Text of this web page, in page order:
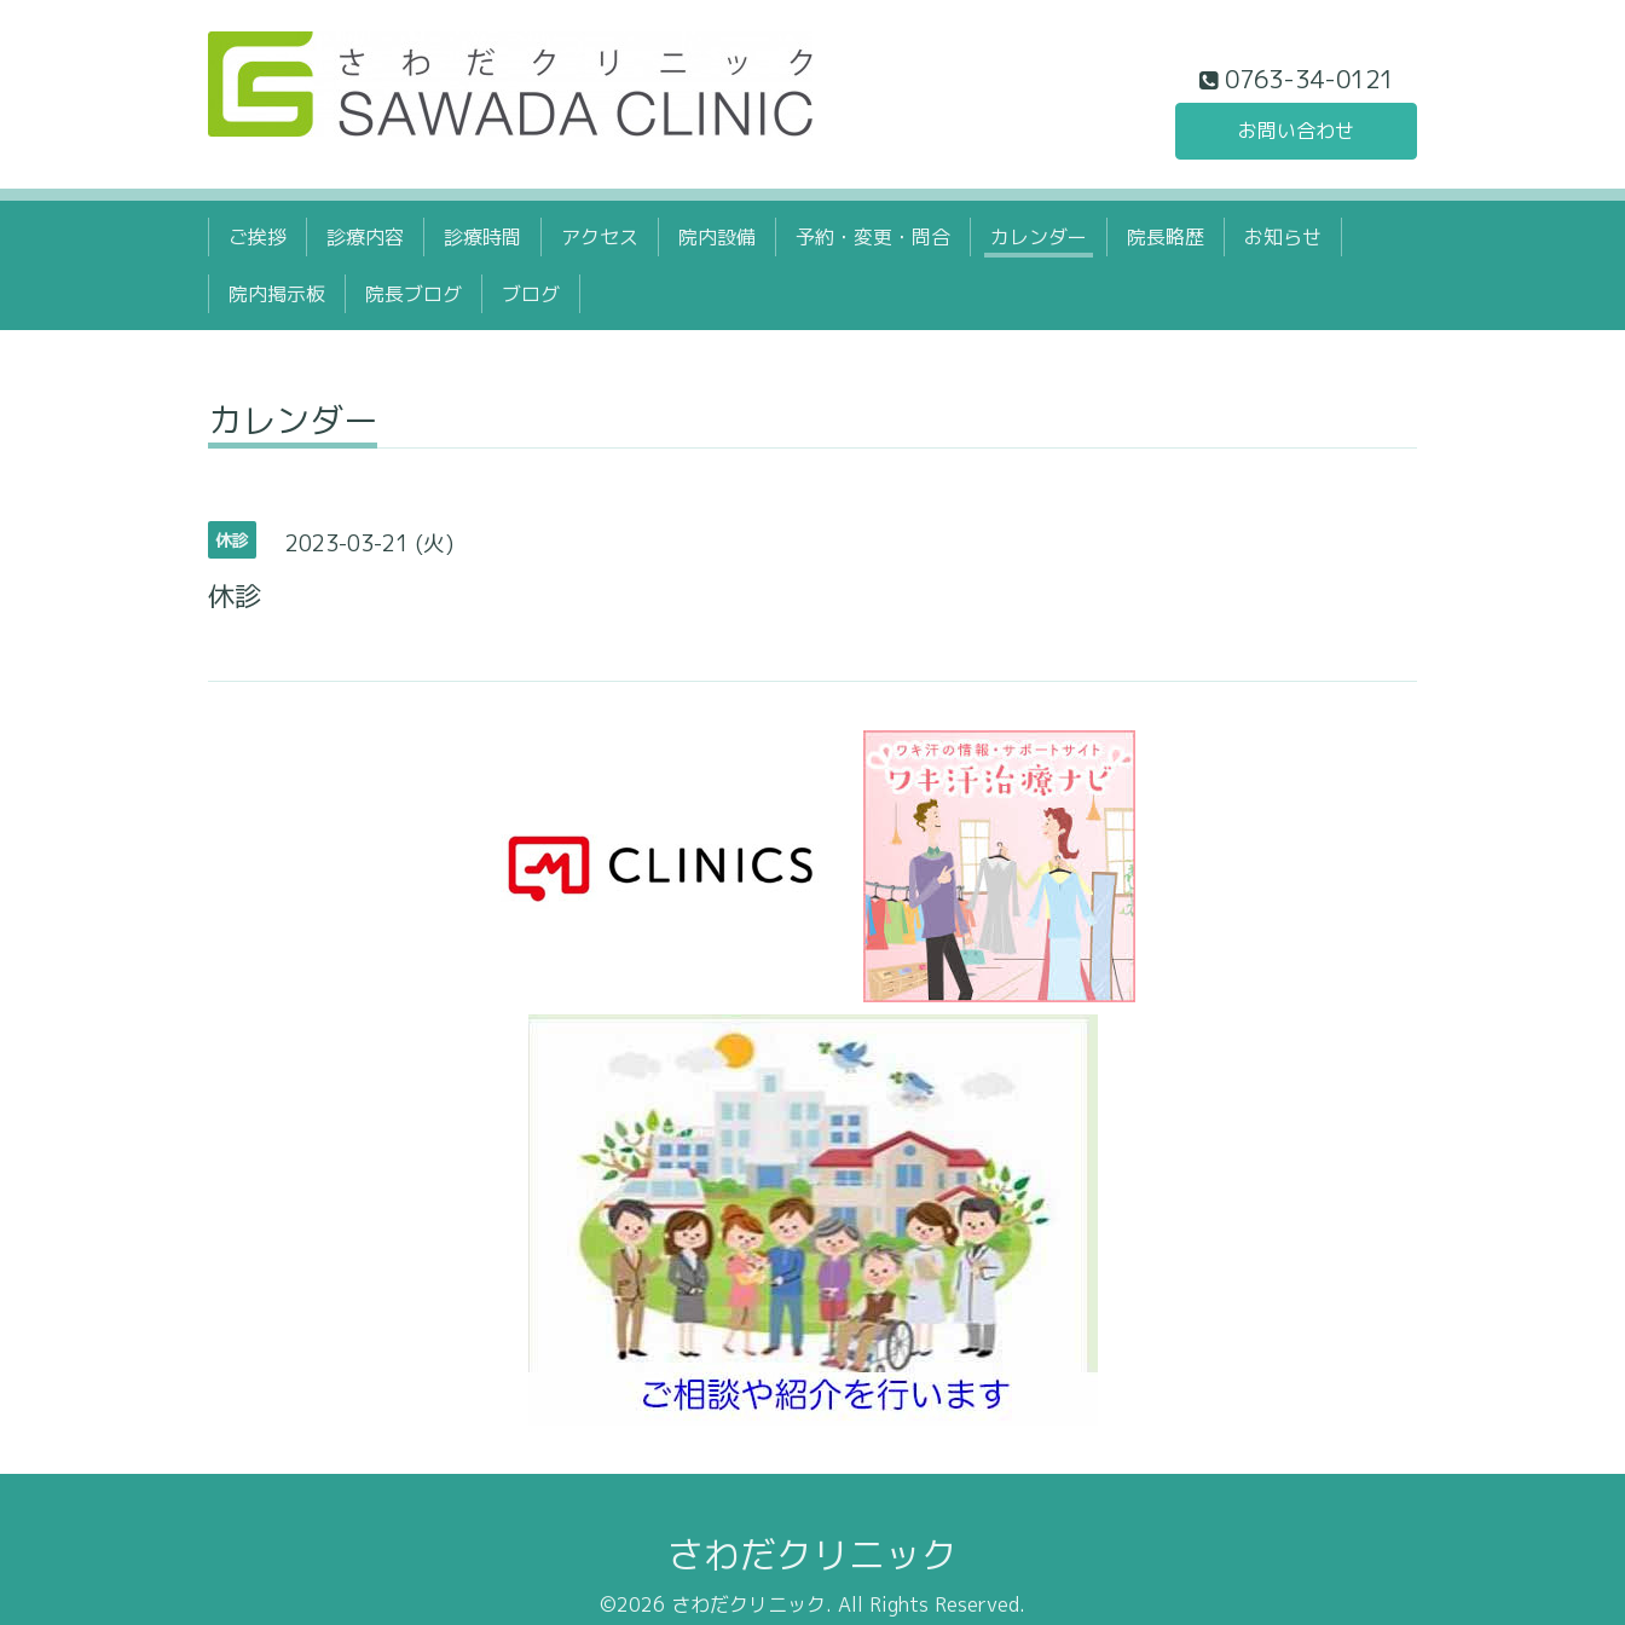
0763-34-0121
お問い合わせ
ご挨拶 診療内容 診療時間 アクセス 院内設備 予約・変更・問合 カレンダー 院長略歴 お知らせ
院内掲示板 院長ブログ ブログ
カレンダー
休診 2023-03-21 (火)
休診
さわだクリニック
©2026 さわだクリニック. All Rights Reserved.